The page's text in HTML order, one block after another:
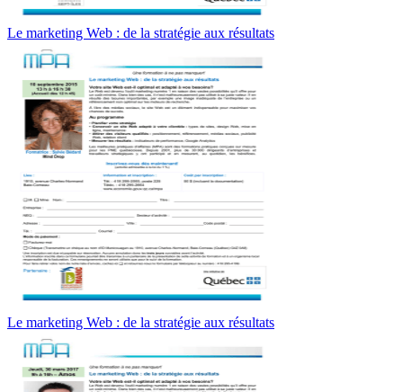
Le marketing Web : de la stratégie aux résultats
Le marketing Web : de la stratégie aux résultats